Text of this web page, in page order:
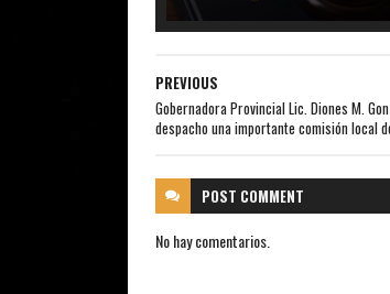
PREVIOUS
Gobernadora Provincial Lic. Diones M.
despacho una importante comisión local
POST COMMENT
No hay comentarios.